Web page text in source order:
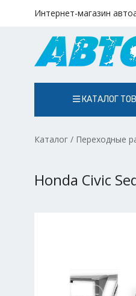
Интернет-магазин
КАТАЛОГ
Каталог / Переходные
Honda Civic